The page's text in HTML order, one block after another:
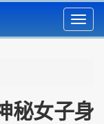
秘女子身